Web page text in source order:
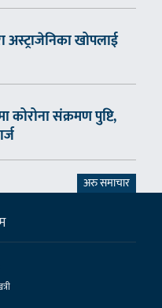
अस्ट्राजेनिका खोपलाई
कोरोना संक्रमण पुष्टि,
अरु समाचार